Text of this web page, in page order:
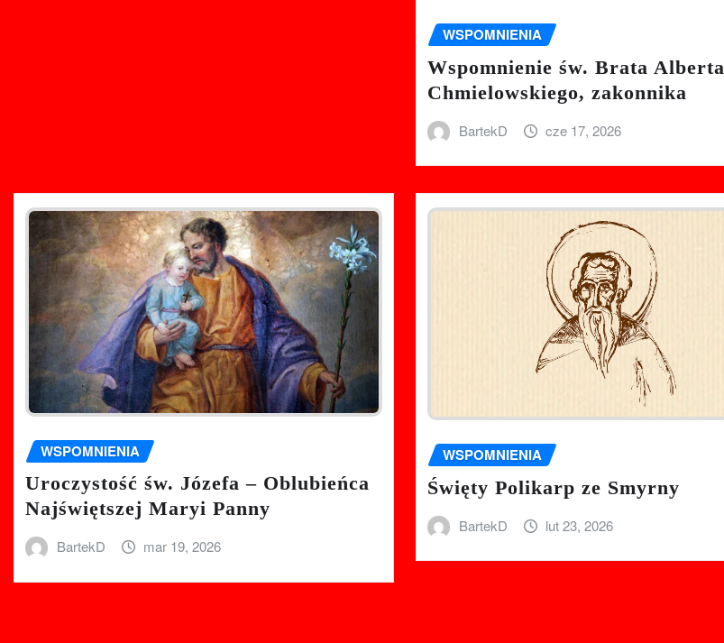
WSPOMNIENIA
Wspomnienie św. Brata Alberta
Chmielowskiego, zakonnika
BartekD cze 17, 2026
WSPOMNIENIA
Uroczystość św. Józefa – Oblubieńca
Najświętszej Maryi Panny
BartekD mar 19, 2026
WSPOMNIENIA
Święty Polikarp ze Smyrny
BartekD lut 23, 2026